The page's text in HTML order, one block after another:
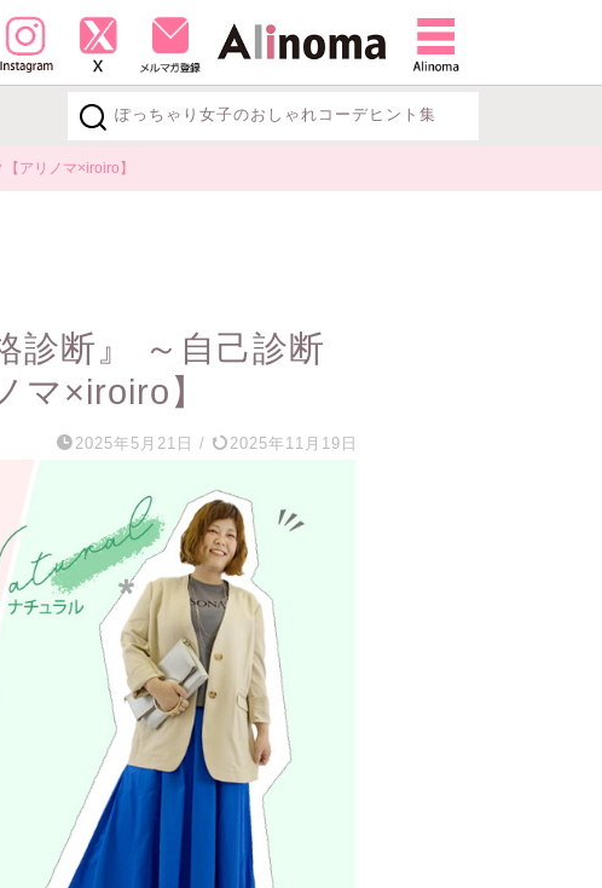
探す
ぽっちゃり女子のおしゃれコーデヒント集
アリノマ×iroiro】
診断』 ～自己診断
マ×iroiro】
2025年5月21日 / 2025年11月19日